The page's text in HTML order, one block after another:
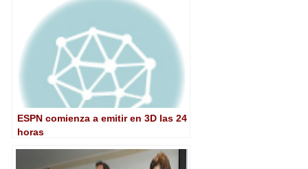
ESPN comienza a emitir en 3D las 24
horas